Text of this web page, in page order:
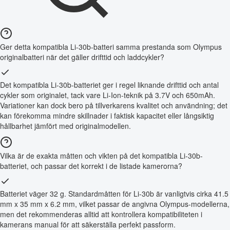
Ger detta kompatibla Li-30b-batteri samma prestanda som Olympus
originalbatteri när det gäller drifttid och laddcykler?
Det kompatibla Li-30b-batteriet ger i regel liknande drifttid och antal
cykler som originalet, tack vare Li-Ion-teknik på 3.7V och 650mAh.
Variationer kan dock bero på tillverkarens kvalitet och användning; det
kan förekomma mindre skillnader i faktisk kapacitet eller långsiktig
hållbarhet jämfört med originalmodellen.
Vilka är de exakta måtten och vikten på det kompatibla Li-30b-
batteriet, och passar det korrekt i de listade kamerorna?
Batteriet väger 32 g. Standardmåtten för Li-30b är vanligtvis cirka 41.5
mm x 35 mm x 6.2 mm, vilket passar de angivna Olympus-modellerna,
men det rekommenderas alltid att kontrollera kompatibiliteten i
kamerans manual för att säkerställa perfekt passform.